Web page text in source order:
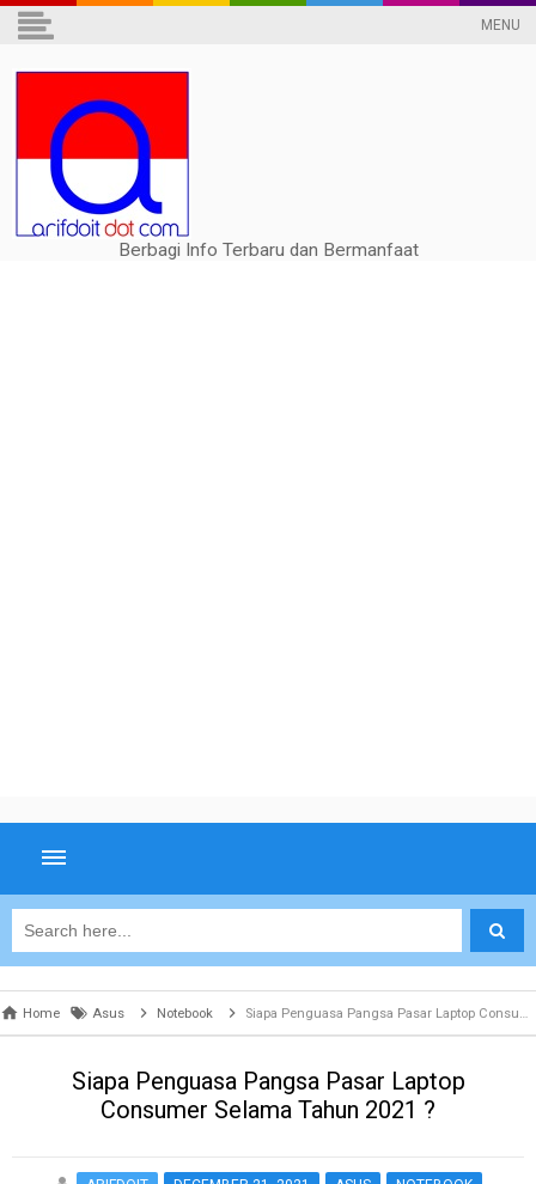
MENU
Berbagi Info Terbaru dan Bermanfaat
Home Asus Notebook Siapa Penguasa Pangsa Pasar Laptop Consumer Selama Tahun 2021 ?
Siapa Penguasa Pangsa Pasar Laptop
Consumer Selama Tahun 2021 ?